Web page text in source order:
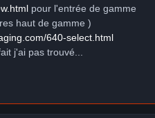
pour l'entrée de gamme
haut de gamme )
640-select.html
j'ai pas trouvé...